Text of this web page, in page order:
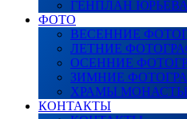
ГЕНПЛАН
ФОТО
ВЕСЕННИЕ
ЛЕТНИЕ
ОСЕННИЕ
ЗИМНИЕ
ХРАМЫ
КОНТАКТЫ